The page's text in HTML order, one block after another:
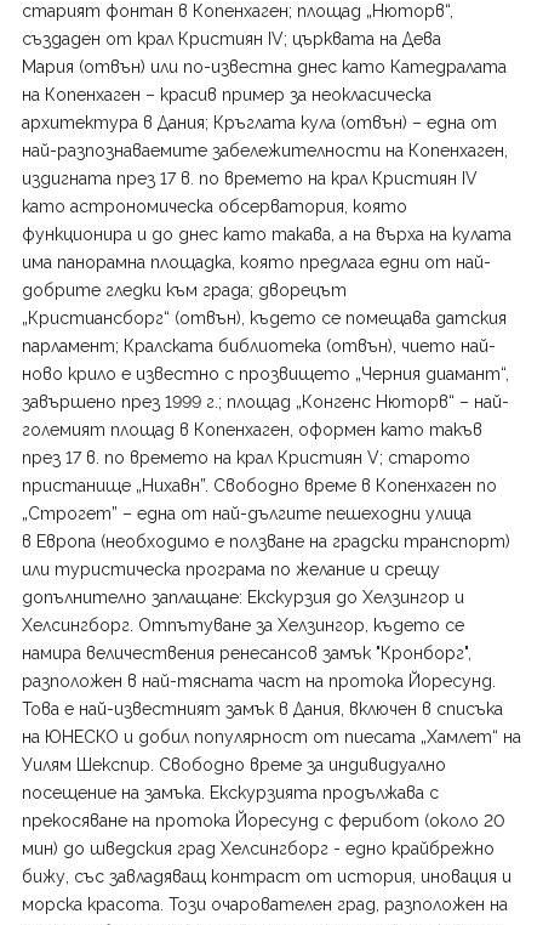
старият фонтан в Копенхаген; площад „Нюторв“,
създаден от крал Кристиян IV; църквата на Дева
Мария (отвън) или по-известна днес като Катедралата
на Копенхаген – красив пример за неокласическа
архитектура в Дания; Кръглата кула (отвън) – една от
най-разпознаваемите забележителности на Копенхаген,
издигната през 17 в. по времето на крал Кристиян IV
като астрономическа обсерватория, която
функционира и до днес като такава, а на върха на кулата
има панорамна площадка, която предлага едни от най-
добрите гледки към града; дворецът
„Кристиансборг“ (отвън), където се помещава датския
парламент; Кралската библиотека (отвън), чието най-
ново крило е известно с прозвището „Черния диамант“,
завършено през 1999 г.; площад „Конгенс Нюторв“ – най-
големият площад в Копенхаген, оформен като такъв
през 17 в. по времето на крал Кристиян V; старото
пристанище „Нихавн”. Свободно време в Копенхаген по
„Строгет” – една от най-дългите пешеходни улица
в Европа (необходимо е ползване на градски транспорт)
или туристическа програма по желание и срещу
допълнително заплащане: Екскурзия до Хелзингор и
Хелсингборг. Отпътуване за Хелзингор, където се
намира величествения ренесансов замък "Кронборг",
разположен в най-тясната част на протока Йоресунд.
Това е най-известният замък в Дания, включен в списъка
на ЮНЕСКО и добил популярност от пиесата „Хамлет“ на
Уилям Шекспир. Свободно време за индивидуално
посещение на замъка. Екскурзията продължава с
прекосяване на протока Йоресунд с ферибот (около 20
мин) до шведския град Хелсингборг - едно крайбрежно
бижу, със завладяващ контраст от история, иновация и
морска красота. Този очарователен град, разположен на